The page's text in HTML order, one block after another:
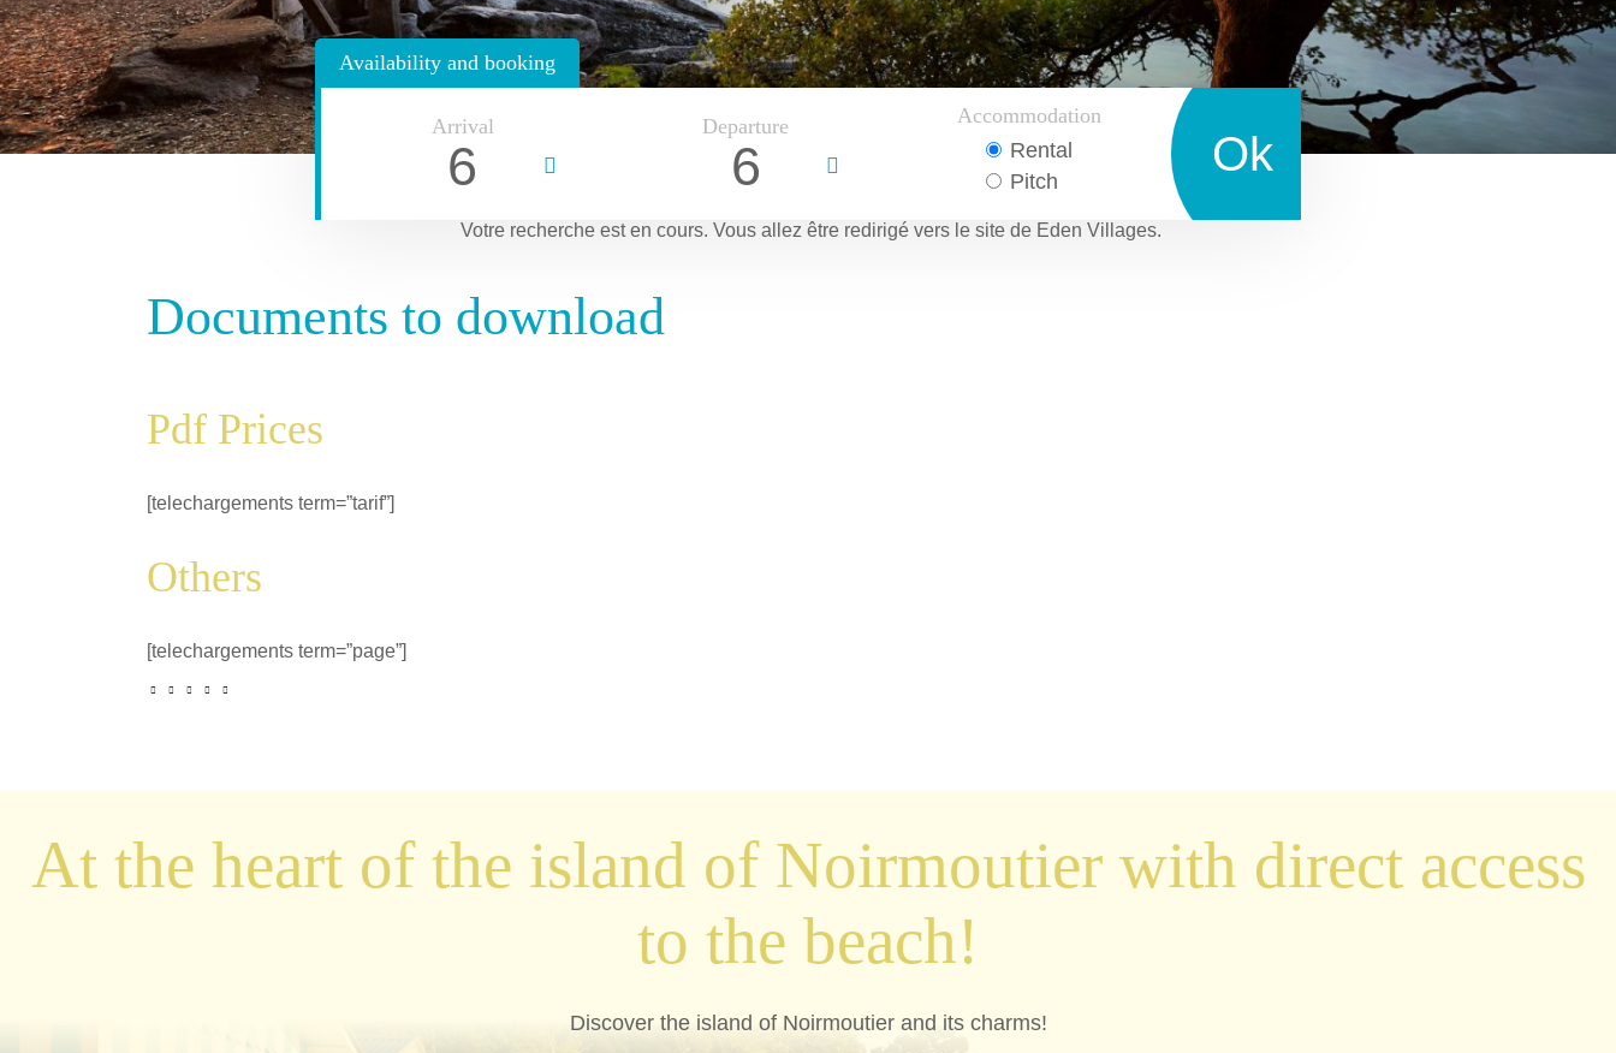
Availability and booking
Arrival
6
Departure
6
Accommodation
Rental
Pitch
Ok
Votre recherche est en cours. Vous allez être redirigé vers le site de Eden Villages.
Documents to download
Pdf Prices
[telechargements term=”tarif”]
Others
[telechargements term=”page”]
At the heart of the island of Noirmoutier with direct access
to the beach!
Discover the island of Noirmoutier and its charms!